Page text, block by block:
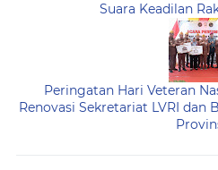
Suara Keadilan
Peringatan Hari Veteran
Renovasi Sekretariat LVRI dan